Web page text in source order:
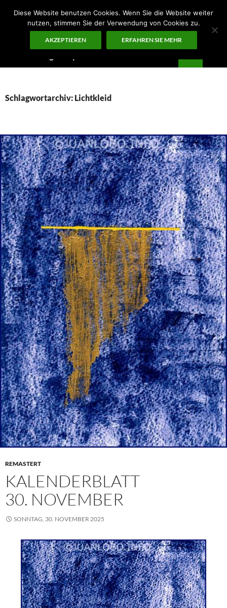
Inhalt
Schlagwortarchiv: Lichtkleid
REMASTERT
KALENDERBLATT
30. NOVEMBER
SONNTAG, 30. NOVEMBER 2025
Diese Website benutzen Cookies. Wenn Sie die Website weiter
nutzen, stimmen Sie der Verwendung von Cookies zu.
AKZEPTIEREN ERFAHREN SIE MEHR